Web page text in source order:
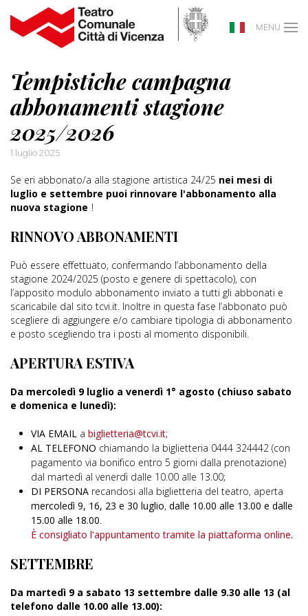
MENU
Tempistiche campagna
abbonamenti stagione
2025/2026
1 luglio 2025
Se eri abbonato/a alla stagione artistica 24/25 nei mesi di
luglio e settembre puoi rinnovare l'abbonamento alla
nuova stagione !
RINNOVO ABBONAMENTI
Può essere effettuato, confermando l’abbonamento della
stagione 2024/2025 (posto e genere di spettacolo), con
l’apposito modulo abbonamento inviato a tutti gli abbonati e
scaricabile dal sito tcvi.it. Inoltre in questa fase l’abbonato può
scegliere di aggiungere e/o cambiare tipologia di abbonamento
e posto scegliendo tra i posti al momento disponibili.
APERTURA ESTIVA
Da mercoledì 9 luglio a venerdì 1° agosto (chiuso sabato
e domenica e lunedì):
VIA EMAIL a biglietteria@tcvi.it;
AL TELEFONO chiamando la biglietteria 0444 324442 (con
pagamento via bonifico entro 5 giorni dalla prenotazione)
dal martedì al venerdì dalle 10.00 alle 13.00;
DI PERSONA recandosi alla biglietteria del teatro, aperta
mercoledì 9, 16, 23 e 30 luglio, dalle 10.00 alle 13.00 e dalle
15.00 alle 18.00.
È consigliato l'appuntamento tramite la piattaforma online.
SETTEMBRE
Da martedì 9 a sabato 13 settembre dalle 9.30 alle 13 (al
telefono dalle 10.00 alle 13.00):